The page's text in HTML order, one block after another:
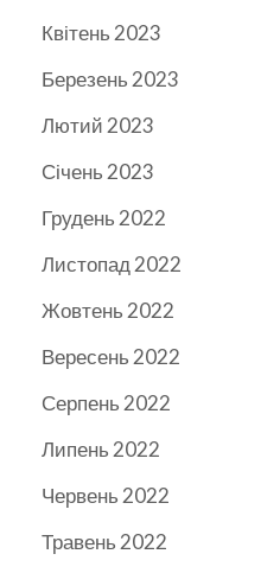
Квітень 2023
Березень 2023
Лютий 2023
Січень 2023
Грудень 2022
Листопад 2022
Жовтень 2022
Вересень 2022
Серпень 2022
Липень 2022
Червень 2022
Травень 2022